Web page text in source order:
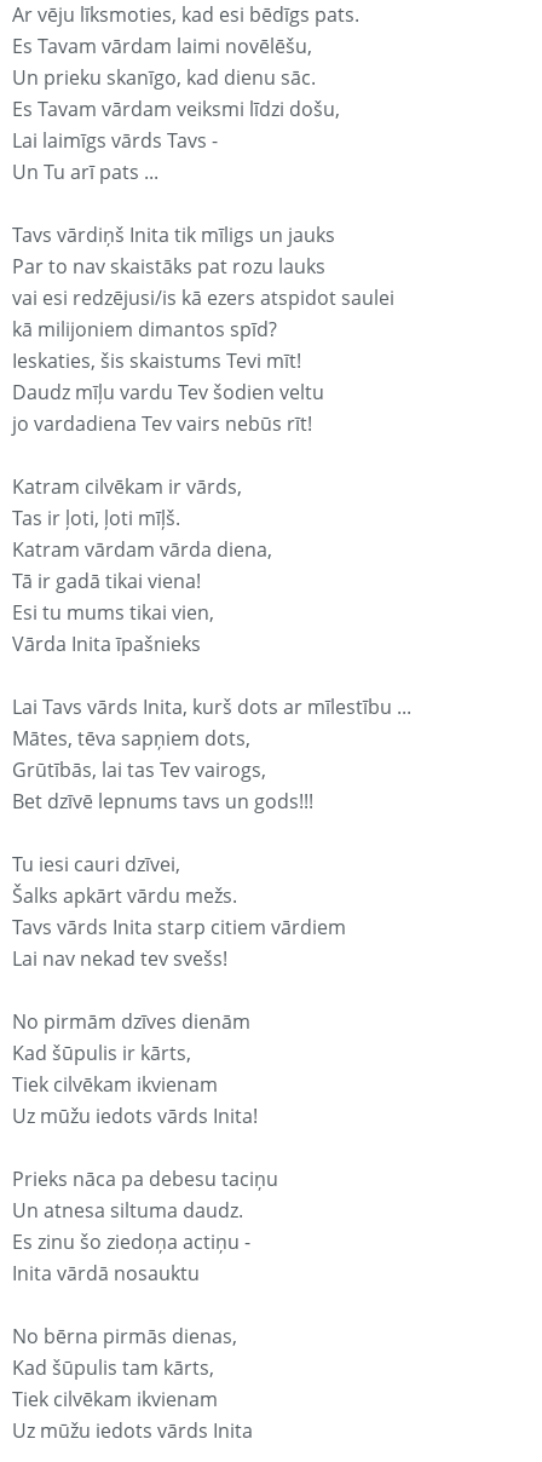
Ar vēju līksmoties, kad esi bēdīgs pats.
Es Tavam vārdam laimi novēlēšu,
Un prieku skanīgo, kad dienu sāc.
Es Tavam vārdam veiksmi līdzi došu,
Lai laimīgs vārds Tavs -
Un Tu arī pats ...
Tavs vārdiņš Inita tik mīligs un jauks
Par to nav skaistāks pat rozu lauks
vai esi redzējusi/is kā ezers atspidot saulei
kā milijoniem dimantos spīd?
Ieskaties, šis skaistums Tevi mīt!
Daudz mīļu vardu Tev šodien veltu
jo vardadiena Tev vairs nebūs rīt!
Katram cilvēkam ir vārds,
Tas ir ļoti, ļoti mīļš.
Katram vārdam vārda diena,
Tā ir gadā tikai viena!
Esi tu mums tikai vien,
Vārda Inita īpašnieks
Lai Tavs vārds Inita, kurš dots ar mīlestību ...
Mātes, tēva sapņiem dots,
Grūtībās, lai tas Tev vairogs,
Bet dzīvē lepnums tavs un gods!!!
Tu iesi cauri dzīvei,
Šalks apkārt vārdu mežs.
Tavs vārds Inita starp citiem vārdiem
Lai nav nekad tev svešs!
No pirmām dzīves dienām
Kad šūpulis ir kārts,
Tiek cilvēkam ikvienam
Uz mūžu iedots vārds Inita!
Prieks nāca pa debesu taciņu
Un atnesa siltuma daudz.
Es zinu šo ziedoņa actiņu -
Inita vārdā nosauktu
No bērna pirmās dienas,
Kad šūpulis tam kārts,
Tiek cilvēkam ikvienam
Uz mūžu iedots vārds Inita